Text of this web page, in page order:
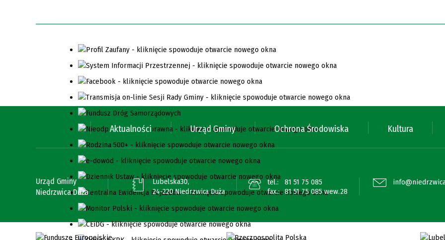
Aktualności Urząd Gminy Ochrona Środowiska Kultura
Urząd Gminy
Niedrzwica Duża
Lubelska30,
24-220 Niedrzwica Duża
tel.:
81 51 75 085
fax.: 81 51 75 085 wew.28